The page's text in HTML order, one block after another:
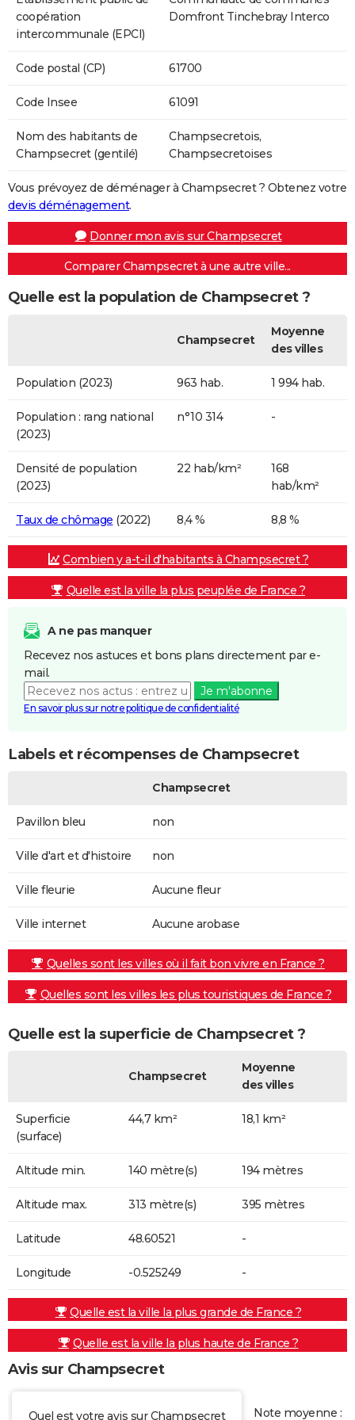
coopération
intercommunale (EPCI)
Domfront Tinchebray Interco
Code postal (CP) 61700
Code Insee 61091
Nom des habitants de
Champsecret (gentilé)
Champsecretois,
Champsecretoises
Vous prévoyez de déménager à Champsecret ? Obtenez votre
devis déménagement.
Donner mon avis sur Champsecret
Comparer Champsecret à une autre ville...
Quelle est la population de Champsecret ?
Champsecret
Moyenne
des villes
Population (2023) 963 hab. 1 994 hab.
Population : rang national
(2023)
n°10 314 -
Densité de population
(2023)
22 hab/km²
168
hab/km²
Taux de chômage (2022) 8,4 % 8,8 %
Combien y a-t-il d'habitants à Champsecret ?
Quelle est la ville la plus peuplée de France ?
A ne pas manquer
Recevez nos astuces et bons plans directement par e-
mail.
Je m'abonne
En savoir plus sur notre politique de confidentialité
Labels et récompenses de Champsecret
Champsecret
Pavillon bleu non
Ville d'art et d'histoire non
Ville fleurie Aucune fleur
Ville internet Aucune arobase
Quelles sont les villes où il fait bon vivre en France ?
Quelles sont les villes les plus touristiques de France ?
Quelle est la superficie de Champsecret ?
Champsecret
Moyenne
des villes
Superficie
(surface)
44,7 km² 18,1 km²
Altitude min. 140 mètre(s) 194 mètres
Altitude max. 313 mètre(s) 395 mètres
Latitude 48.60521 -
Longitude -0.525249 -
Quelle est la ville la plus grande de France ?
Quelle est la ville la plus haute de France ?
Avis sur Champsecret
Quel est votre avis sur Champsecret Note moyenne :